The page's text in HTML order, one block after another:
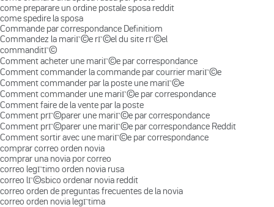
come preparare un ordine postale sposa reddit
come spedire la sposa
Commande par correspondance Definitiom
Commandez la mariГ©e rГ©el du site rГ©el
commanditГ©
Comment acheter une mariГ©e par correspondance
Comment commander la commande par courrier mariГ©e
Comment commander par la poste une mariГ©e
Comment commander une mariГ©e par correspondance
Comment faire de la vente par la poste
Comment prГ©parer une mariГ©e par correspondance
Comment prГ©parer une mariГ©e par correspondance Reddit
Comment sortir avec une mariГ©e par correspondance
comprar correo orden novia
comprar una novia por correo
correo legГ­timo orden novia rusa
correo lГ©sbico ordenar novia reddit
correo orden de preguntas frecuentes de la novia
correo orden novia legГ­tima